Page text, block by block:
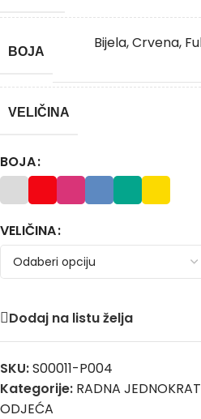
BOJA Bijela,Crvena,
VELIČINA
BOJA
VELIČINA
Dodaj na listu želja
SKU:S00011-P004
Kategorije: RADNA
ODJEĆA